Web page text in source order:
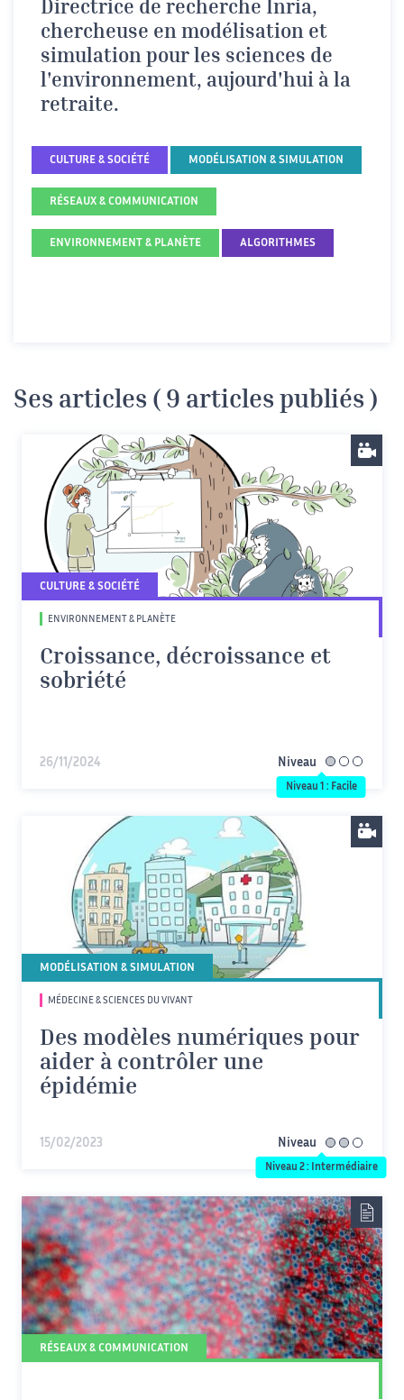
Directrice de recherche Inria,
chercheuse en modélisation et
simulation pour les sciences de
l'environnement, aujourd'hui à la
retraite.
CULTURE & SOCIÉTÉ MODÉLISATION & SIMULATION
RÉSEAUX & COMMUNICATION
ENVIRONNEMENT & PLANÈTE ALGORITHMES
Ses articles ( 9 articles publiés )
CULTURE & SOCIÉTÉ
ENVIRONNEMENT & PLANÈTE
Croissance, décroissance et
sobriété
26/11/2024 Niveau facile
Niveau 1 : Facile
MODÉLISATION & SIMULATION
MÉDECINE & SCIENCES DU VIVANT
Des modèles numériques pour
aider à contrôler une
épidémie
15/02/2023 Niveau intermédiaire
Niveau 2 : Intermédiaire
RÉSEAUX & COMMUNICATION